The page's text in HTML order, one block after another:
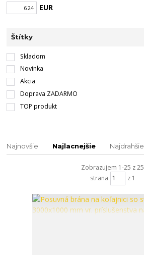
EUR
Štítky
Skladom
Novinka
Akcia
Doprava ZADARMO
TOP produkt
Najnovšie Najlacnejšie Najdrahšie
Zobrazujem 1-25 z 25
strana
z 1